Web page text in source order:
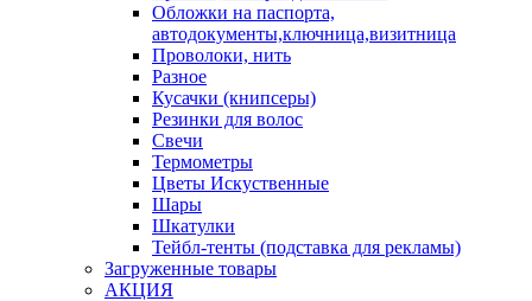
Обложки на паспорта,
автодокументы,ключница,визитница
Проволоки, нить
Разное
Кусачки (книпсеры)
Резинки для волос
Свечи
Термометры
Цветы Искуственные
Шары
Шкатулки
Тейбл-тенты (подставка для рекламы)
Загруженные товары
АКЦИЯ